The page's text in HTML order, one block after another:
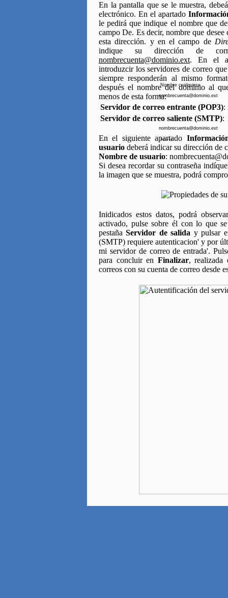
En la pantalla que se le muestra,
electrónico. En el apartado
le pedirá que indique el nombre que
campo De. Es decir, nombre que desee
esta dirección. y en el campo de
indique su dirección de
nombrecuenta@dominio.ext. En el
introduzcir los servidores de correo
siempre responderán al mismo
después el nombre del dominio al
menos de esta forma:
Servidor de correo entrante (POP3):
Servidor de correo saliente (SMTP):
En el siguiente apartado
usuario deberá indicar su dirección de
Nombre de usuario:
Si desea recordar su contraseña
la imagen que se muestra, podrá
Inidicados estos datos, podrá
activado, pulse sobre él con lo que
pestañaServidor de salida y pulsar
(SMTP) requiere autenticacion' y por
mi servidor de correo de entrada'.
para concluir en Finalizar, realizada
correos con su cuenta de correo desde
Nombre cualquiera
nombrecuenta@dominio.ext
nombrecuenta@dominio.ext
******